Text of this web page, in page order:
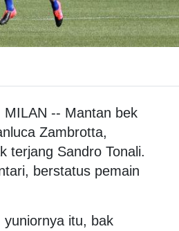
MILAN -- Mantan bek
Zambrotta,
terjang Sandro Tonali.
berstatus pemain
itu, bak